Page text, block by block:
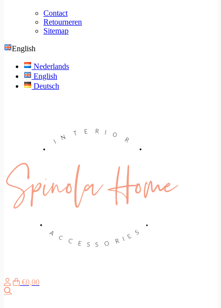
Contact
Retourneren
Sitemap
English
Nederlands
English
Deutsch
€0,00